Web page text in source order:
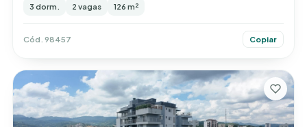
3 dorm. 2 vagas 126 m²
Cód. 98457 Copiar